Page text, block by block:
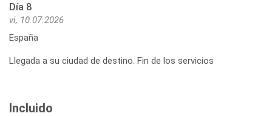
Día 8
vi, 10.07.2026
España
Llegada a su ciudad de destino. Fin de los servicios
Incluido